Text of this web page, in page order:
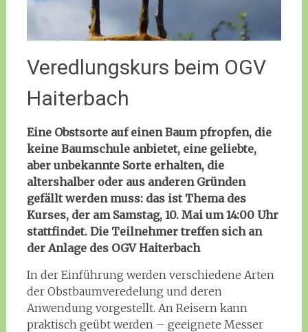
Veredlungskurs beim OGV
Haiterbach
Eine Obstsorte auf einen Baum pfropfen, die
keine Baumschule anbietet, eine geliebte,
aber unbekannte Sorte erhalten, die
altershalber oder aus anderen Gründen
gefällt werden muss: das ist Thema des
Kurses, der am Samstag, 10. Mai um 14:00 Uhr
stattfindet. Die Teilnehmer treffen sich an
der Anlage des OGV Haiterbach
In der Einführung werden verschiedene Arten
der Obstbaumveredelung und deren
Anwendung vorgestellt. An Reisern kann
praktisch geübt werden – geeignete Messer